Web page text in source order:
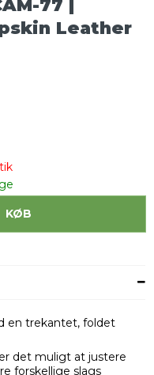
77 |
Leather
KØB
en trekantet, foldet
det muligt at justere
forskellige slags